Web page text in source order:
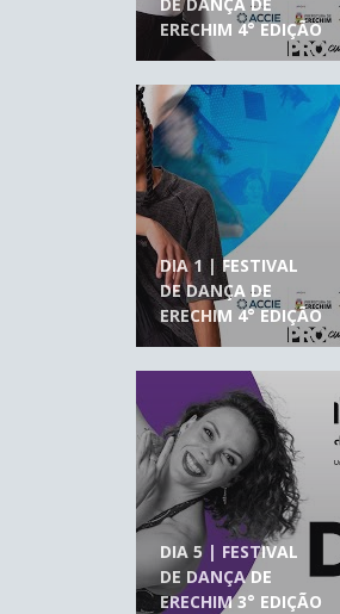
ERECHIM 4° EDIÇÃO
DIA 1 | FESTIVAL
DE DANÇA DE
ERECHIM 4° EDIÇÃO
DIA 5 | FESTIVAL
DE DANÇA DE
ERECHIM 3° EDIÇÃO